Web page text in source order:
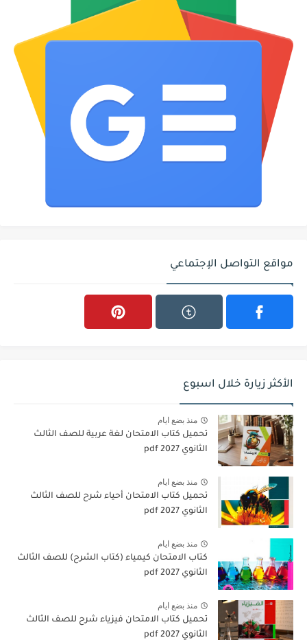
مواقع التواصل الإجتماعي
الأكثر زيارة خلال اسبوع
منذ بضع ايام
تحميل كتاب الامتحان لغة عربية للصف الثالث
الثانوي 2027 pdf
منذ بضع ايام
تحميل كتاب الامتحان أحياء شرح للصف الثالث
الثانوي 2027 pdf
منذ بضع ايام
كتاب الامتحان كيمياء (كتاب الشرح) للصف الثالث
الثانوي pdf 2027
منذ بضع ايام
تحميل كتاب الامتحان فيزياء شرح للصف الثالث
الثانوي 2027 pdf